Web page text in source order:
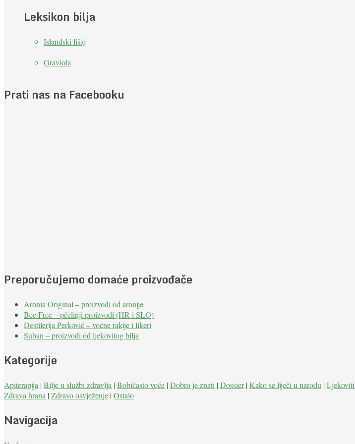
Leksikon bilja
Islandski lišaj
Graviola
Prati nas na Facebooku
Preporučujemo domaće proizvođače
Aronia Original – proizvodi od aronije
Bee Free – pčelinji proizvodi (HR i SLO)
Destilerija Perković – voćne rakije i likeri
Suban – proizvodi od ljekovitog bilja
Kategorije
Apiterapija | Bilje u službi zdravlja | Bobičasto voće | Dobro je znati | Dossier| Kako se liječi u narodu |
Zdrava hrana | Zdravo osvježenje | Ostalo
Navigacija